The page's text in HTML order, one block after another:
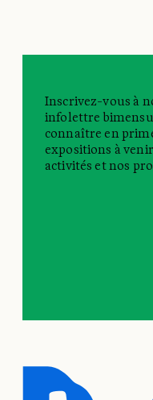
Inscrivez-vous à
infolettre
connaître en
expositions à
activités et nos